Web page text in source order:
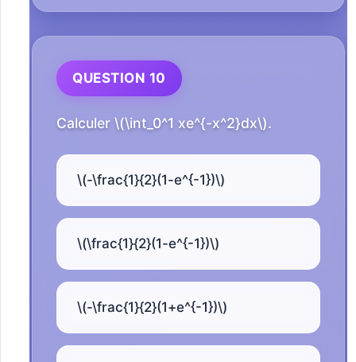
QUESTION 10
Calculer \(\int_0^1 xe^{-x^2}dx\).
\(-\frac{1}{2}(1-e^{-1})\)
\(\frac{1}{2}(1-e^{-1})\)
\(-\frac{1}{2}(1+e^{-1})\)